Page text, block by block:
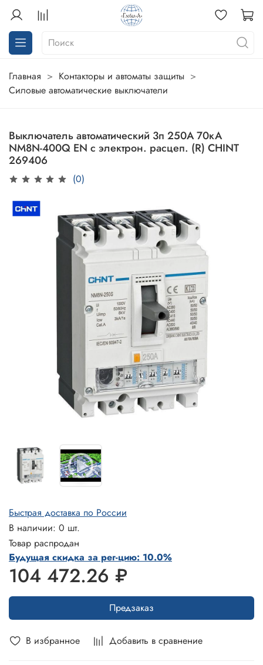
Главная
Контакторы и автоматы защиты
Силовые автоматические выключатели
Выключатель автоматический 3п 250А 70кА
NM8N-400Q EN с электрон. расцеп. (R) CHINT
269406
(0)
В избранное Добавить в сравнение
Быстрая доставка по России
В наличии: 0 шт.
Товар распродан
Будущая скидка за рег-цию: 10.0%
104 472.26 ₽
Предзаказ